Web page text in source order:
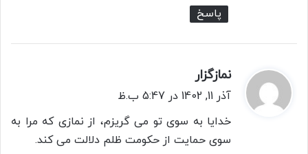
پاسخ
نمازگزار
ف
آذر 11, 1402 در 5:47 ب.ظ
خدایا به سوی تو می گریزم، از نمازی که مرا به
سوی حمایت از حکومت ظلم دلالت می کند.